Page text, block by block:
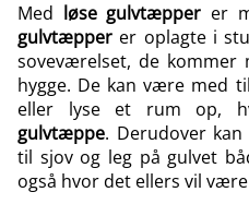
Med løse gulvtæpper er
gulvtæpper er oplagte i
soveværelset, de
hygge. De kan være med
eller lyse et rum op,
gulvtæppe. Derudover kan
til sjov og leg på gulvet
også hvor det ellers vil